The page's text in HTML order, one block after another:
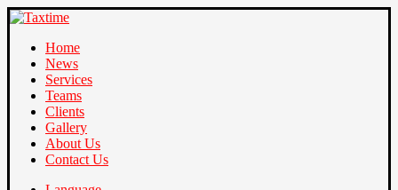
Home
News
Services
Teams
Clients
Gallery
About Us
Contact Us